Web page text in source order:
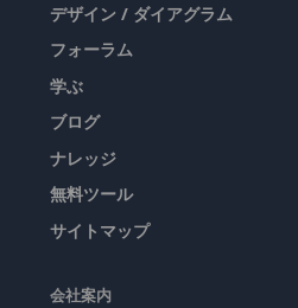
デザイン / ダイアグラム
フォーラム
学ぶ
ブログ
ナレッジ
無料ツール
サイトマップ
会社案内